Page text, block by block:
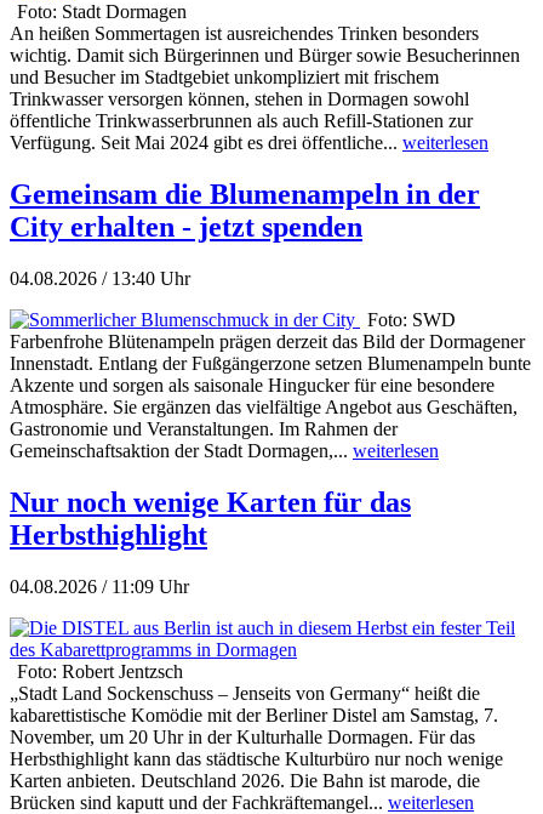
Foto: Stadt Dormagen
An heißen Sommertagen ist ausreichendes Trinken besonders
wichtig. Damit sich Bürgerinnen und Bürger sowie Besucherinnen
und Besucher im Stadtgebiet unkompliziert mit frischem
Trinkwasser versorgen können, stehen in Dormagen sowohl
öffentliche Trinkwasserbrunnen als auch Refill-Stationen zur
Verfügung. Seit Mai 2024 gibt es drei öffentliche... weiterlesen
Gemeinsam die Blumenampeln in der
City erhalten - jetzt spenden
04.08.2026 / 13:40 Uhr
Foto: SWD
Farbenfrohe Blütenampeln prägen derzeit das Bild der Dormagener
Innenstadt. Entlang der Fußgängerzone setzen Blumenampeln bunte
Akzente und sorgen als saisonale Hingucker für eine besondere
Atmosphäre. Sie ergänzen das vielfältige Angebot aus Geschäften,
Gastronomie und Veranstaltungen. Im Rahmen der
Gemeinschaftsaktion der Stadt Dormagen,... weiterlesen
Nur noch wenige Karten für das
Herbsthighlight
04.08.2026 / 11:09 Uhr
Foto: Robert Jentzsch
„Stadt Land Sockenschuss – Jenseits von Germany“ heißt die
kabarettistische Komödie mit der Berliner Distel am Samstag, 7.
November, um 20 Uhr in der Kulturhalle Dormagen. Für das
Herbsthighlight kann das städtische Kulturbüro nur noch wenige
Karten anbieten. Deutschland 2026. Die Bahn ist marode, die
Brücken sind kaputt und der Fachkräftemangel... weiterlesen